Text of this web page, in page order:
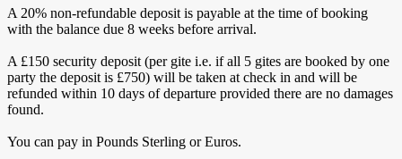
A 20% non-refundable deposit is payable at the time of booking
with the balance due 8 weeks before arrival.
A £150 security deposit (per gite i.e. if all 5 gites are booked by one
party the deposit is £750) will be taken at check in and will be
refunded within 10 days of departure provided there are no damages
found.
You can pay in Pounds Sterling or Euros.